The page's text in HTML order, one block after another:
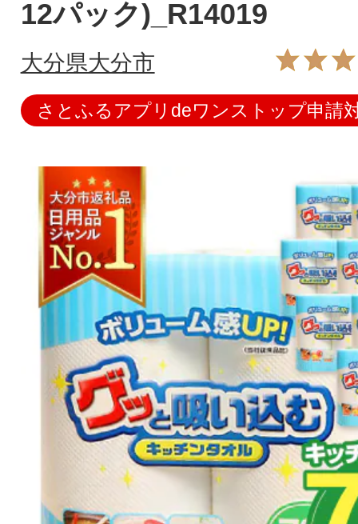
12パック)_R14019
大分県大分市
さとふるアプリdeワンストップ申請